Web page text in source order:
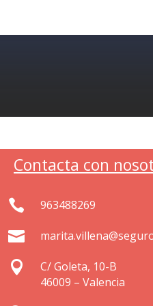
Contacta con
 963488269


C/ Goleta, 10-B
46009 – Valencia